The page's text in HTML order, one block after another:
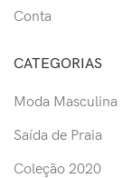
Conta
CATEGORIAS
Moda Masculina
Saída de Praia
Coleção 2020